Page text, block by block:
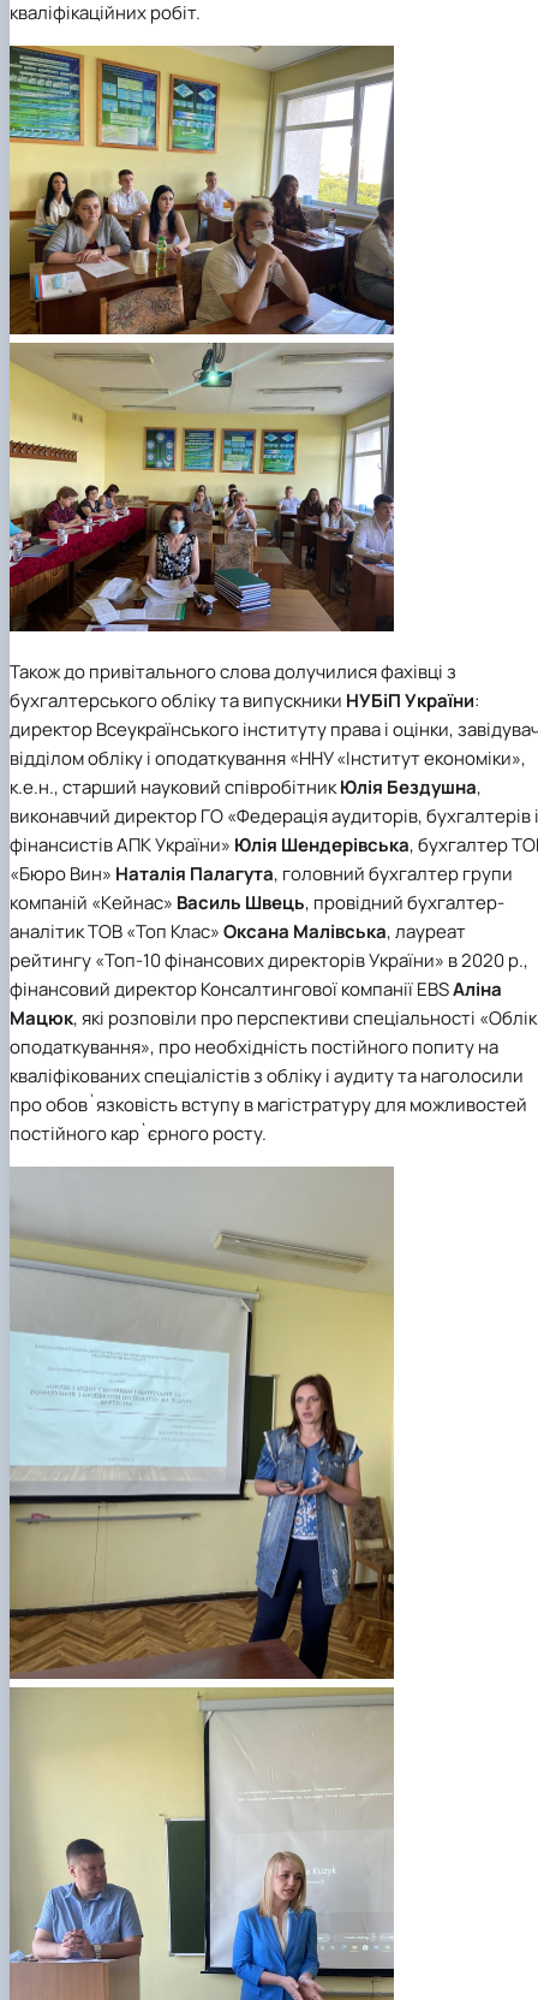
кваліфікаційних робіт.
Також до привітального слова долучилися фахівці з
бухгалтерського обліку та випускники НУБіП України:
директор Всеукраїнського інституту права і оцінки,
відділом обліку і оподаткування «ННУ «Інститут економіки»,
к.е.н., старший науковий співробітникЮлія Бездушна,
виконавчий директор ГО «Федерація аудиторів, бухгалтерів і
фінансистів АПК України» Юлія Шендерівська, бухгалтер
«Бюро Вин» Наталія Палагута, головний бухгалтер групи
компаній «Кейнас» Василь Швець, провідний бухгалтер-
аналітик ТОВ «Топ Клас»Оксана Малівська, лауреат
рейтингу «Топ-10 фінансових директорів України» в 2020 р.,
фінансовий директор Консалтингової компанії EBSАліна
Мацюк, які розповіли про перспективи спеціальності «Облік
оподаткування», про необхідність постійного попиту на
кваліфікованих спеціалістів з обліку і аудиту та наголосили
про обов`язковість вступу в магістратуру для можливостей
постійного кар`єрного росту.